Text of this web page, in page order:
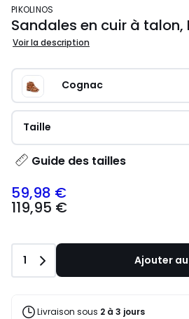
PIKOLINOS
Sandales en cuir à talon,
Voir la description
Cognac
Taille
Guide des tailles
59,98 €
119,95 €
Quantité
1 Ajouter
Livraison sous 2 à 3 jours